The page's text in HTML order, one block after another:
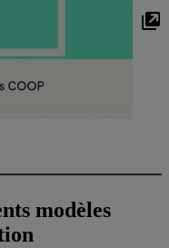
modèles